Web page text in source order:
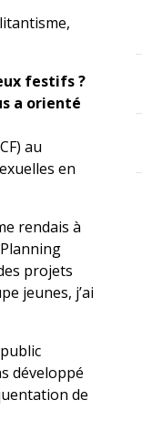
festifs ?
a orienté
au
en
rendais à
projets
jeunes, j’ai
développé
de